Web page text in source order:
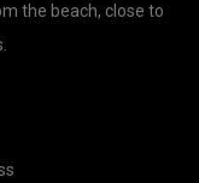
the beach, close to